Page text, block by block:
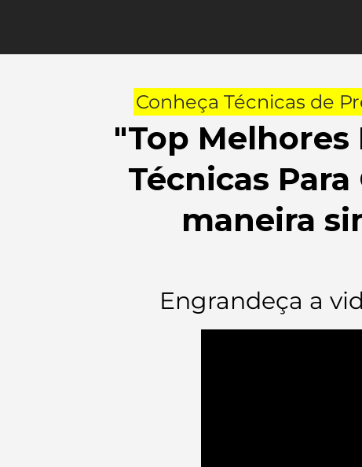
Conheça Técnicas de
"Top Melhores
Técnicas
maneira
Engrandeça a